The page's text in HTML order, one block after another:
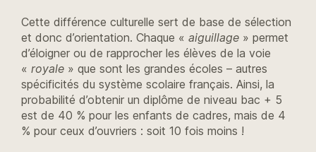
Cette différence culturelle sert de base de sélection
et donc d’orientation. Chaque « aiguillage » permet
d’éloigner ou de rapprocher les élèves de la voie
« royale » que sont les grandes écoles – autres
spécificités du système scolaire français. Ainsi, la
probabilité d’obtenir un diplôme de niveau bac + 5
est de 40 % pour les enfants de cadres, mais de 4
% pour ceux d’ouvriers : soit 10 fois moins !